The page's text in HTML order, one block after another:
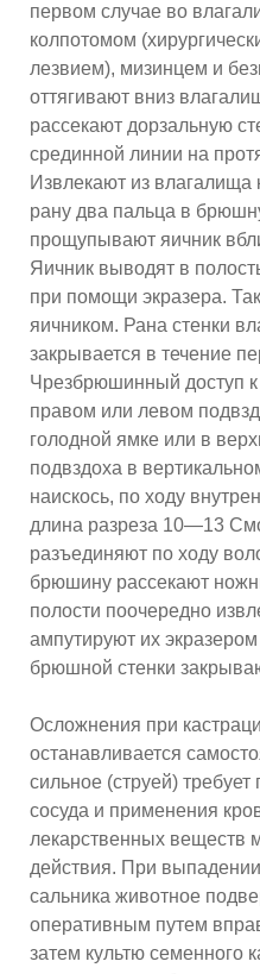
первом случае во
колпотомом
лезвием), мизинцем и
оттягивают вниз
рассекают дорзальную
срединной линии на
Извлекают из влагалища
рану два пальца в
прощупывают яичник
Яичник выводят в
при помощи экразера.
яичником. Рана стенки
закрывается в течение
Чрезбрюшинный доступ
правом или левом
голодной ямке или в
подвздоха в
наискось, по ходу
длина разреза 10—13
разъединяют по ходу
брюшину рассекают
полости поочередно
ампутируют их
брюшной стенки
Осложнения при
останавливается
сильное (струей)
сосуда и применения
лекарственных веществ
действия. При
сальника животное
оперативным путем
затем культю семенного